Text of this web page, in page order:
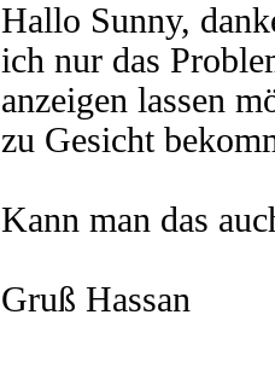
Hallo Sunny,
ich nur das
anzeigen lassen
zu Gesicht
Kann man das
Gruß Hassan